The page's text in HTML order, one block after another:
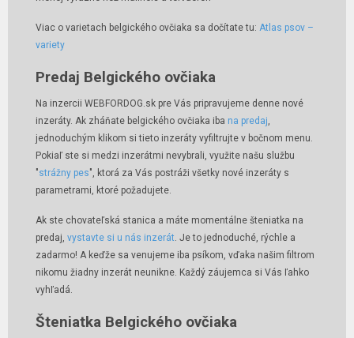
Viac o varietach belgického ovčiaka sa dočítate tu: Atlas psov –
variety
Predaj Belgického ovčiaka
Na inzercii WEBFORDOG.sk pre Vás pripravujeme denne nové
inzeráty. Ak zháňate belgického ovčiaka iba na predaj,
jednoduchým klikom si tieto inzeráty vyfiltrujte v bočnom menu.
Pokiaľ ste si medzi inzerátmi nevybrali, využite našu službu
"strážny pes", ktorá za Vás postráži všetky nové inzeráty s
parametrami, ktoré požadujete.
Ak ste chovateľská stanica a máte momentálne šteniatka na
predaj, vystavte si u nás inzerát. Je to jednoduché, rýchle a
zadarmo! A keďže sa venujeme iba psíkom, vďaka našim filtrom
nikomu žiadny inzerát neunikne. Každý záujemca si Vás ľahko
vyhľadá.
Šteniatka Belgického ovčiaka